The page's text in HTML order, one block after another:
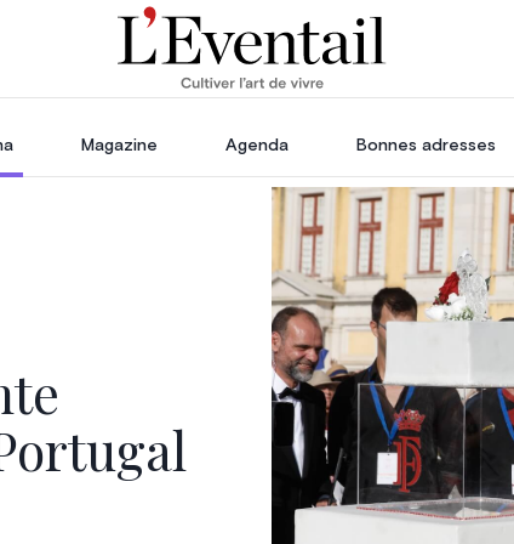
Voyage, Évasion & Escapade
Magazine Agenda Bonnes adresses